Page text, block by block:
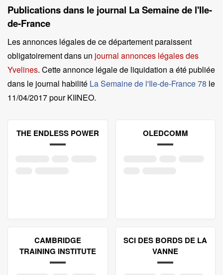
Publications dans le journal La Semaine de l'Ile-
de-France
Les annonces légales de ce département paraissent
obligatoirement dans un journal annonces légales des
Yvelines. Cette annonce légale de liquidation a été publiée
dans le journal habilité La Semaine de l'Ile-de-France 78 le
11/04/2017 pour KIINEO.
THE ENDLESS POWER OLEDCOMM
CAMBRIDGE
TRAINING INSTITUTE
SCI DES BORDS DE LA
VANNE